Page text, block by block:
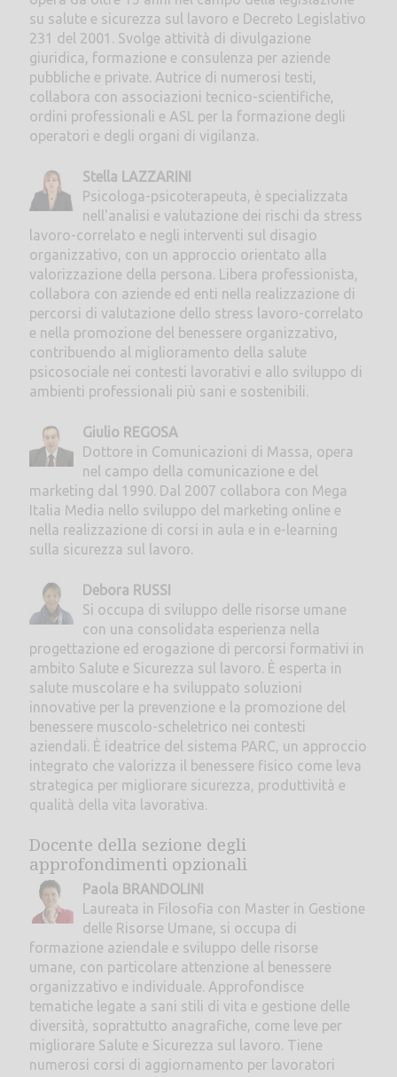
su salute e sicurezza sul lavoro e Decreto Legislativo
231 del 2001. Svolge attività di divulgazione
giuridica, formazione e consulenza per aziende
pubbliche e private. Autrice di numerosi testi,
collabora con associazioni tecnico-scientifiche,
ordini professionali e ASL per la formazione degli
operatori e degli organi di vigilanza.
Stella LAZZARINI
Psicologa-psicoterapeuta, è specializzata
nell'analisi e valutazione dei rischi da stress
lavoro-correlato e negli interventi sul disagio
organizzativo, con un approccio orientato alla
valorizzazione della persona. Libera professionista,
collabora con aziende ed enti nella realizzazione di
percorsi di valutazione dello stress lavoro-correlato
e nella promozione del benessere organizzativo,
contribuendo al miglioramento della salute
psicosociale nei contesti lavorativi e allo sviluppo di
ambienti professionali più sani e sostenibili.
Giulio REGOSA
Dottore in Comunicazioni di Massa, opera
nel campo della comunicazione e del
marketing dal 1990. Dal 2007 collabora con Mega
Italia Media nello sviluppo del marketing online e
nella realizzazione di corsi in aula e in e-learning
sulla sicurezza sul lavoro.
Debora RUSSI
Si occupa di sviluppo delle risorse umane
con una consolidata esperienza nella
progettazione ed erogazione di percorsi formativi in
ambito Salute e Sicurezza sul lavoro. È esperta in
salute muscolare e ha sviluppato soluzioni
innovative per la prevenzione e la promozione del
benessere muscolo-scheletrico nei contesti
aziendali. È ideatrice del sistema PARC, un approccio
integrato che valorizza il benessere fisico come leva
strategica per migliorare sicurezza, produttività e
qualità della vita lavorativa.
Docente della sezione degli
approfondimenti opzionali
Paola BRANDOLINI
Laureata in Filosofia con Master in Gestione
delle Risorse Umane, si occupa di
formazione aziendale e sviluppo delle risorse
umane, con particolare attenzione al benessere
organizzativo e individuale. Approfondisce
tematiche legate a sani stili di vita e gestione delle
diversità, soprattutto anagrafiche, come leve per
migliorare Salute e Sicurezza sul lavoro. Tiene
numerosi corsi di aggiornamento per lavoratori